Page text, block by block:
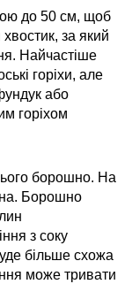
до 50 см, щоб
за який
Найчастіше
горіхи, але
або
горіхом
борошно. На
Борошно
з соку
більше схожа
може тривати